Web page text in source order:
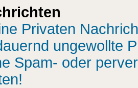
Privaten
ungewollte
Spam- oder